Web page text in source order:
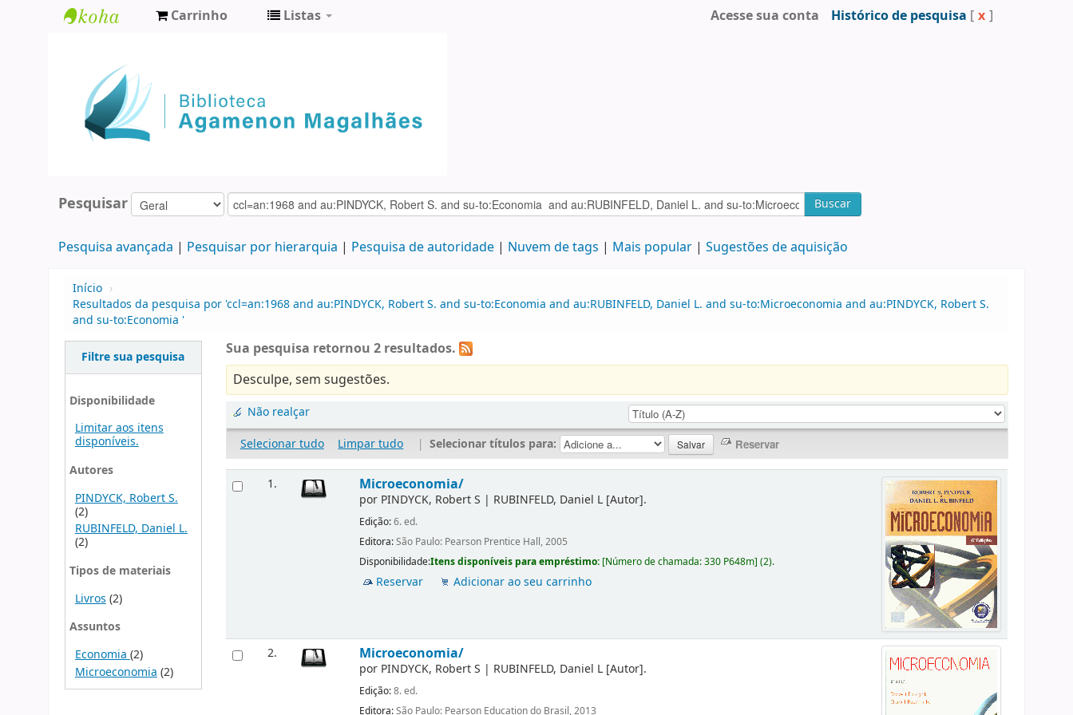
Agamenon
Magalhães
Carrinho Listas Acesse sua conta Histórico de pesquisa [ x ]
Pesquisar Buscar
Pesquisa avançada Pesquisar por hierarquia Pesquisa de autoridade Nuvem de tags Mais popular Sugestões de aquisição
Início ›
Resultados da pesquisa por 'ccl=an:1968 and au:PINDYCK, Robert S. and su-to:Economia and au:RUBINFELD, Daniel L. and su-to:Microeconomia and au:PINDYCK, Robert S.
and su-to:Economia '
Filtre sua pesquisa
Disponibilidade
Limitar aos itens
disponíveis.
Autores
PINDYCK, Robert S.
(2)
RUBINFELD, Daniel L.
(2)
Tipos de materiais
Livros (2)
Assuntos
Economia (2)
Microeconomia (2)
Sua pesquisa retornou 2 resultados.
Desculpe, sem sugestões.
Não realçar
Selecionar tudo
Limpar tudo | Selecionar títulos para:
1. Microeconomia/
por PINDYCK, Robert S | RUBINFELD, Daniel L [Autor].
Edição:6. ed.
Editora:São Paulo: Pearson Prentice Hall, 2005
Disponibilidade:Itens disponíveis para empréstimo: [Número de chamada:330 P648m](2).
Reservar Adicionar ao seu carrinho
2. Microeconomia/
por PINDYCK, Robert S | RUBINFELD, Daniel L [Autor].
Edição:8. ed.
Editora:São Paulo: Pearson Education do Brasil, 2013